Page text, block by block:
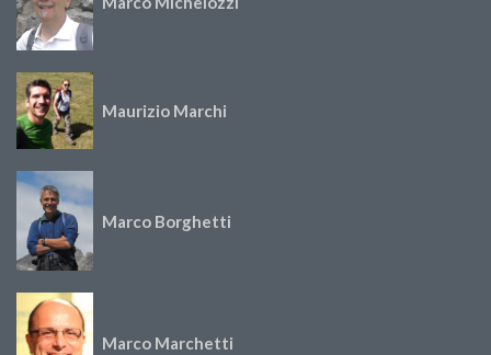
Maurizio Marchi
Marco Borghetti
Marco Marchetti